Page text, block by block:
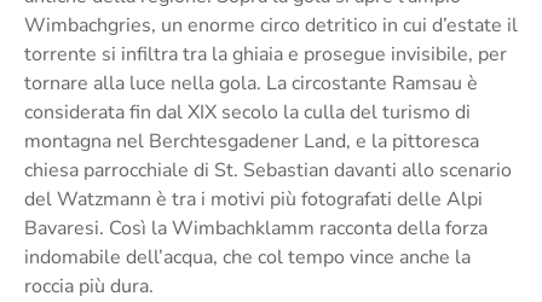
Wimbachgries, un enorme circo detritico in cui d’estate il
torrente si infiltra tra la ghiaia e prosegue invisibile, per
tornare alla luce nella gola. La circostante Ramsau è
considerata fin dal XIX secolo la culla del turismo di
montagna nel Berchtesgadener Land, e la pittoresca
chiesa parrocchiale di St. Sebastian davanti allo scenario
del Watzmann è tra i motivi più fotografati delle Alpi
Bavaresi. Così la Wimbachklamm racconta della forza
indomabile dell’acqua, che col tempo vince anche la
roccia più dura.